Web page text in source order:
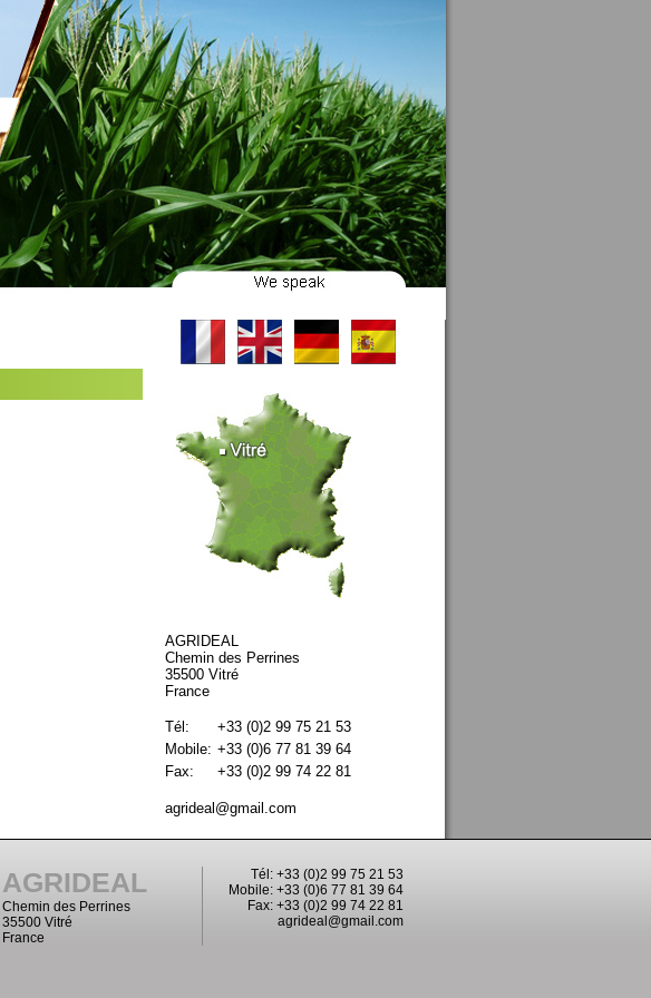
AGRIDEAL
Chemin des Perrines
35500 Vitré
France
Tél:
+33 (0)2 99 75 21 53
Mobile: +33 (0)6 77 81 39 64
Fax:
+33 (0)2 99 74 22 81
agrideal@gmail.com
AGRIDEAL
Chemin des Perrines
35500 Vitré
France
Tél: +33 (0)2 99 75 21 53
Mobile: +33 (0)6 77 81 39 64
Fax: +33 (0)2 99 74 22 81
agrideal@gmail.com